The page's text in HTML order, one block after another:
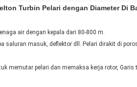
Turbin Pelari dengan Diameter Di
air dengan kepala dari 80-800 m.
saluran masuk, deflektor dll. Pelari dirakit di
memutar pelari dan memaksa kerja rotor, Garis